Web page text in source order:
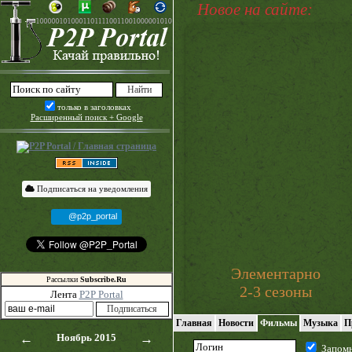
только в заголовках
Расширенный поиск + Google
Подписаться на уведомления
@p2p_portal
Рассылки Subscribe.Ru
Лента P2P Portal
← Ноябрь 2015 →
Новое на сайте:
Элементарно
2-3 сезоны
Главная Новости Фильмы Музыка